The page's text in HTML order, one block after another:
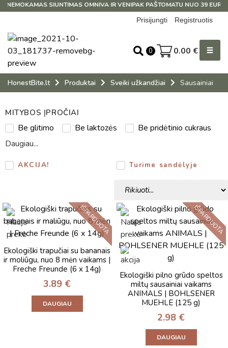
NEMOKAMAS SIUNTIMAS OMNIVA IR VENIPAK PAŠTOMATU NUO 39 EUR!
Prisijungti
Registruotis
0 0.00 €
HonestBite.lt Produktai Sveiki užkandžiai Sausainiai
MITYBOS ĮPROČIAI
Be glitimo Be laktozės
Be pridėtinio cukraus
Daugiau...
AKCIJA! Turime sandėlyje
IŠPARDUOTA
Ekologiški trapučiai su bananais
ir moliūgu, nuo 8 mėn vaikams |
Freche Freunde (6 x 14g)
3.89 €
DAUGIAU
IŠPARDUOTA
Ekologiški pilno grūdo speltos
miltų sausainiai vaikams
ANIMALS | BOHLSENER
MUEHLE (125 g)
2.98 €
DAUGIAU